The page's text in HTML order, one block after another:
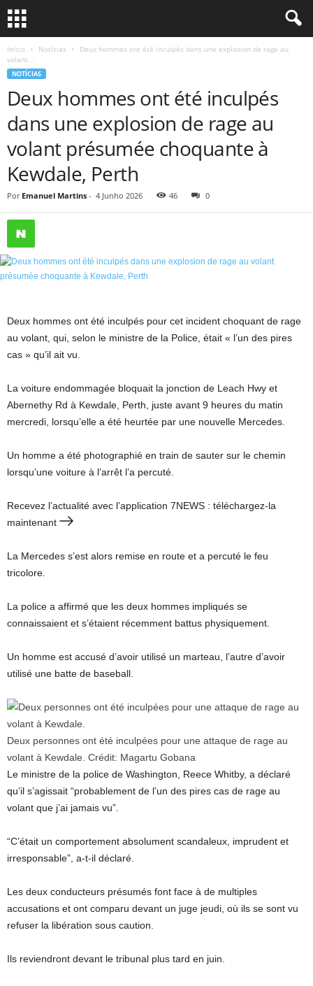
Início Notícias
Deux hommes ont été inculpés dans une explosion de rage au
volant...
NOTÍCIAS
Deux hommes ont été inculpés
dans une explosion de rage au
volant présumée choquante à
Kewdale, Perth
Por Emanuel Martins - 4 Junho 2026 46 0
Deux hommes ont été inculpés pour cet incident choquant de rage
au volant, qui, selon le ministre de la Police, était « l’un des pires
cas » qu’il ait vu.
La voiture endommagée bloquait la jonction de Leach Hwy et
Abernethy Rd à Kewdale, Perth, juste avant 9 heures du matin
mercredi, lorsqu’elle a été heurtée par une nouvelle Mercedes.
Un homme a été photographié en train de sauter sur le chemin
lorsqu’une voiture à l’arrêt l’a percuté.
Recevez l’actualité avec l’application 7NEWS : téléchargez-la
maintenant
La Mercedes s’est alors remise en route et a percuté le feu
tricolore.
La police a affirmé que les deux hommes impliqués se
connaissaient et s’étaient récemment battus physiquement.
Un homme est accusé d’avoir utilisé un marteau, l’autre d’avoir
utilisé une batte de baseball.
Deux personnes ont été inculpées pour une attaque de rage au
volant à Kewdale. Crédit: Magartu Gobana
Le ministre de la police de Washington, Reece Whitby, a déclaré
qu’il s’agissait “probablement de l’un des pires cas de rage au
volant que j’ai jamais vu”.
“C’était un comportement absolument scandaleux, imprudent et
irresponsable”, a-t-il déclaré.
Les deux conducteurs présumés font face à de multiples
accusations et ont comparu devant un juge jeudi, où ils se sont vu
refuser la libération sous caution.
Ils reviendront devant le tribunal plus tard en juin.